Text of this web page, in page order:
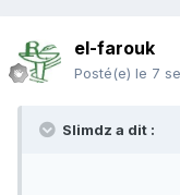
el-farouk
Posté(e) le 7
Slimdz a dit :